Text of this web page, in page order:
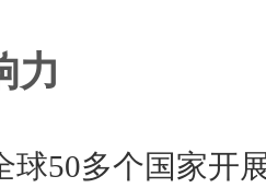
力
球50多个国家开